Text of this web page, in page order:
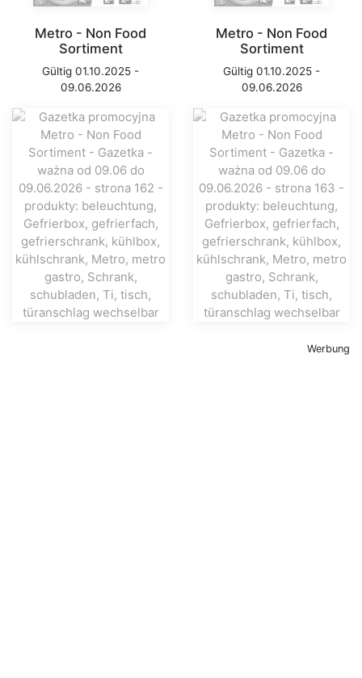
Metro - Non Food
Sortiment
Gültig 01.10.2025 -
09.06.2026
Metro - Non Food
Sortiment
Gültig 01.10.2025 -
09.06.2026
Werbung